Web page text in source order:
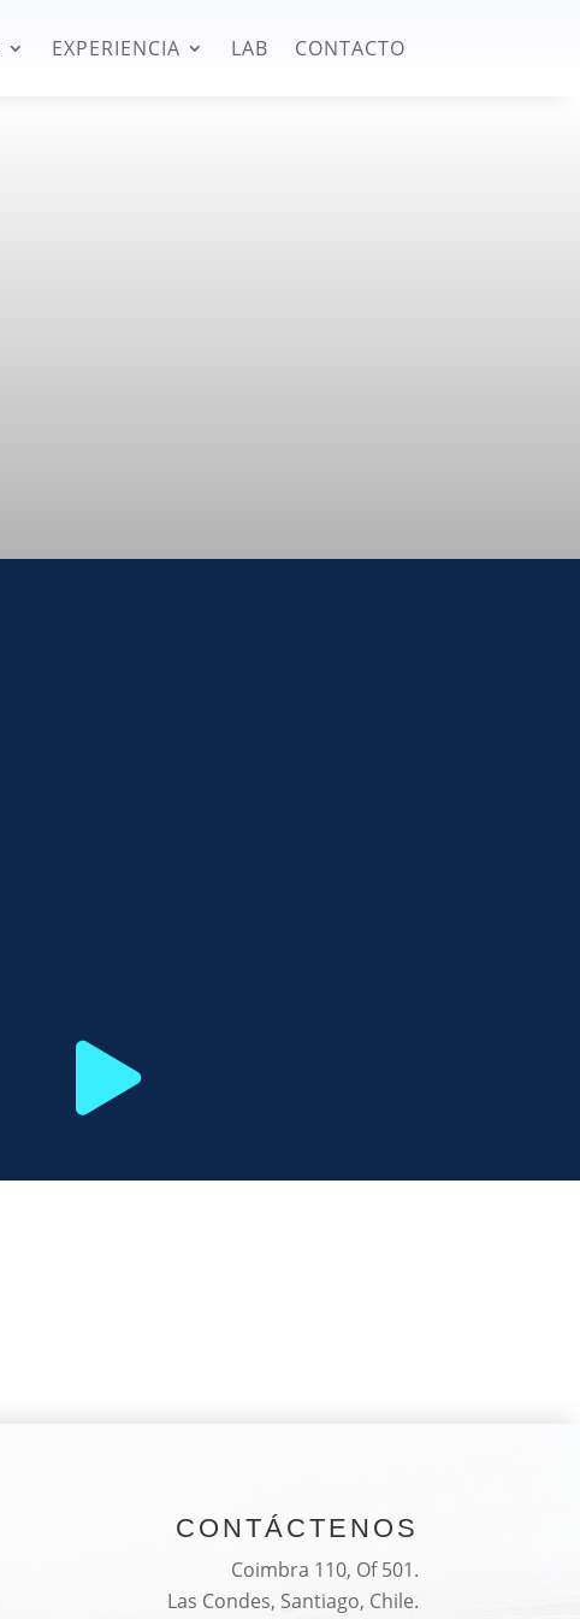
EXPERIENCIA LAB CONTACTO
CONTÁCTENOS
Coimbra 110, Of 501.
Las Condes, Santiago, Chile.